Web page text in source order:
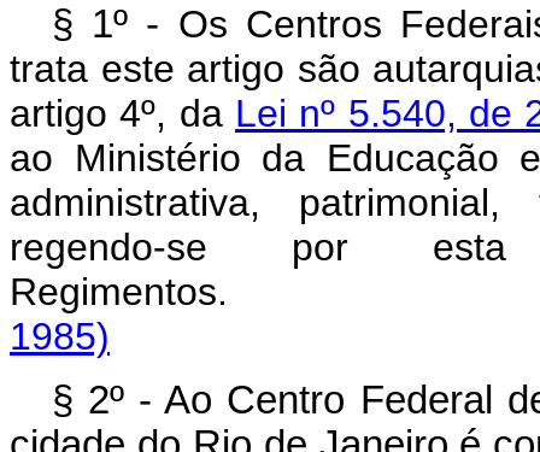
§ 1º - Os Centros
trata este artigo são
artigo 4º, da Lei nº 5.540, de
ao Ministério da Educação
administrativa,
regendo-se por
1985)
§ 2º - Ao Centro Federal